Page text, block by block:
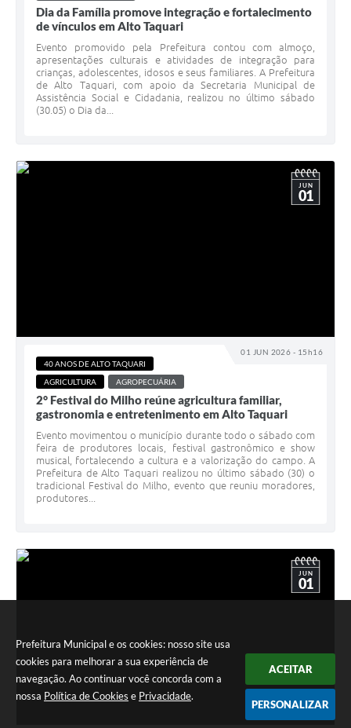
Prefeitura Municipal e os cookies: nosso site usa
cookies para melhorar a sua experiência de
navegação. Ao continuar você concorda com a
nossa Política de Cookies e Privacidade.
ACEITAR
PERSONALIZAR
Dia da Família promove integração e fortalecimento
de vínculos em Alto Taquari
Evento promovido pela Prefeitura contou com almoço,
apresentações culturais e atividades de integração para
crianças, adolescentes, idosos e seus familiares. A Prefeitura
de Alto Taquari, com apoio da Secretaria Municipal de
Assistência Social e Cidadania, realizou no último sábado
(30.05) o Dia da...
01 JUN 2026 - 15h16
JUN
01
40 ANOS DE ALTO TAQUARI
AGRICULTURA
AGROPECUÁRIA
2° Festival do Milho reúne agricultura familiar,
gastronomia e entretenimento em Alto Taquari
Evento movimentou o município durante todo o sábado com
feira de produtores locais, festival gastronômico e show
musical, fortalecendo a cultura e a valorização do campo. A
Prefeitura de Alto Taquari realizou no último sábado (30) o
tradicional Festival do Milho, evento que reuniu moradores,
produtores...
JUN
01